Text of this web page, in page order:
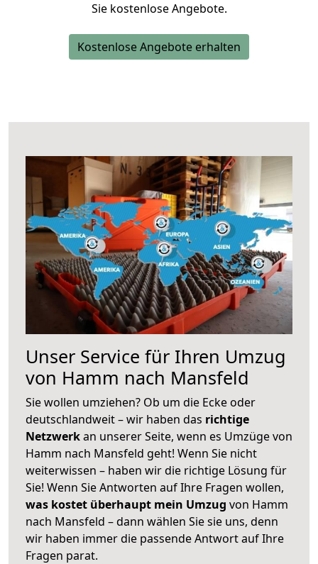
Sie kostenlose Angebote.
Kostenlose Angebote erhalten
Unser Service für Ihren Umzug
von Hamm nach Mansfeld
Sie wollen umziehen? Ob um die Ecke oder
deutschlandweit – wir haben das richtige
Netzwerkan unserer Seite, wenn es Umzüge von
Hamm nach Mansfeld geht! Wenn Sie nicht
weiterwissen – haben wir die richtige Lösung für
Sie! Wenn Sie Antworten auf Ihre Fragen wollen,
was kostet überhaupt mein Umzug von Hamm
nach Mansfeld – dann wählen Sie sie uns, denn
wir haben immer die passende Antwort auf Ihre
Fragen parat.